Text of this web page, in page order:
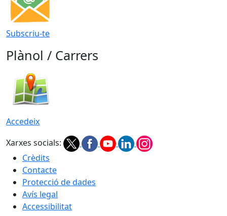
Subscriu-te
Plànol / Carrers
Accedeix
Xarxes socials:
Crèdits
Contacte
Protecció de dades
Avís legal
Accessibilitat